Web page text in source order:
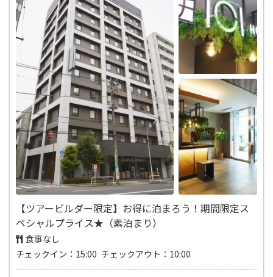
【ツアービルダー限定】お得に泊まろう！期間限定ス
ペシャルプライス★（素泊まり）
食事なし
チェックイン：15:00 チェックアウト：10:00